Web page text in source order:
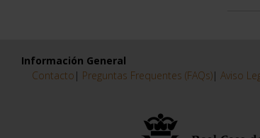
Información General
Contacto | Preguntas Frequentes (FAQs)| Aviso